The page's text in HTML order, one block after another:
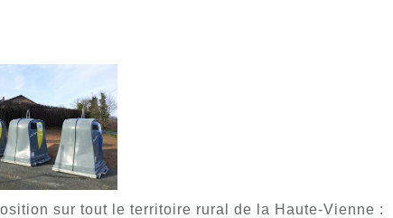
sur tout le territoire rural de la Haute-Vienne :